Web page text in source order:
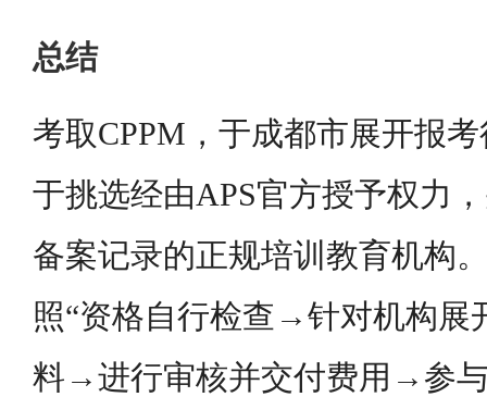
总结
考取CPPM，于成都市展开报
于挑选经由APS官方授予权力
备案记录的正规培训教育机构
照“资格自行检查→针对机构
料→进行审核并交付费用→参